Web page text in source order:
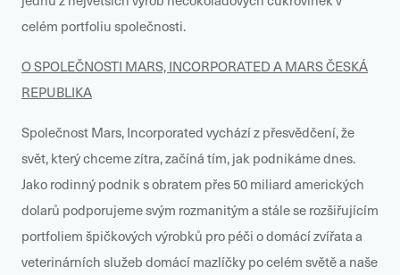
celém portfoliu společnosti.
O SPOLEČNOSTI MARS, INCORPORATED A MARS ČESKÁ
REPUBLIKA
Společnost Mars, Incorporated vychází z přesvědčení, že
svět, který chceme zítra, začíná tím, jak podnikáme dnes.
Jako rodinný podnik s obratem přes 50 miliard amerických
dolarů podporujeme svým rozmanitým a stále se rozšiřujícím
portfoliem špičkových výrobků pro péči o domácí zvířata a
veterinárních služeb domácí mazlíčky po celém světě a naše